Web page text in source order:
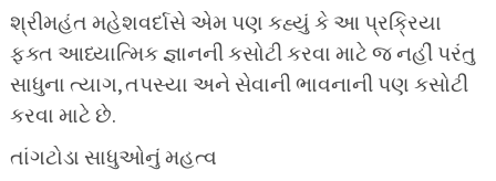
શ્રીમહંત મહેશવર્દાસે એમ પણ કહ્યું કે આ પ્રક્રિયા
ફક્ત આધ્યાત્મિક જ્ઞાનની કસોટી કરવા માટે જ નહીં પરંતુ
સાધુના ત્યાગ, તપસ્યા અને સેવાની ભાવનાની પણ કસોટી
કરવા માટે છે.
તાંગટોડા સાધુઓનું મહત્વ